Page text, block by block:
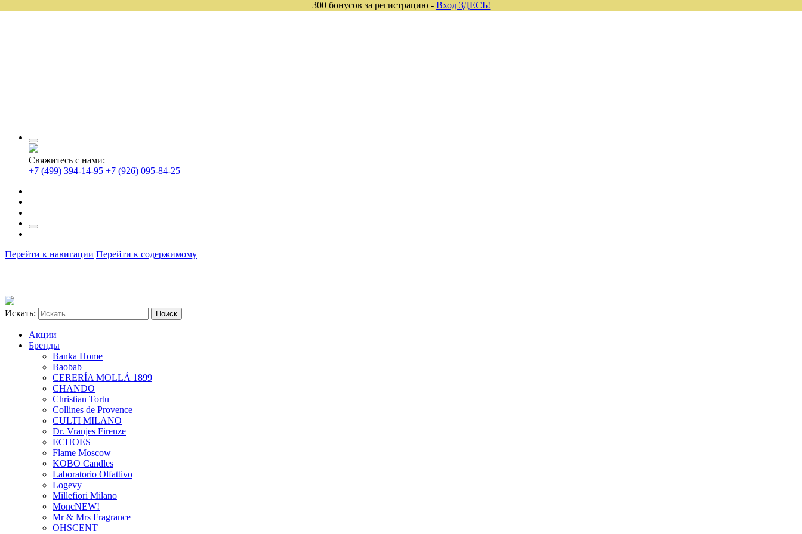
Свяжитесь с нами:
+7 (499) 394-14-95 +7 (926) 095-84-25
Перейти к навигации Перейти к содержимому
Искать:
Акции
Бренды
Banka Home
Baobab
CERERÍA MOLLÁ 1899
CHANDO
Christian Tortu
Collines de Provence
CULTI MILANO
Dr. Vranjes Firenze
ECHOES
Flame Moscow
KOBO Candles
Laboratorio Olfattivo
Logevy
Millefiori Milano
MoncNEW!
Mr & Mrs Fragrance
OHSCENT
300 бонусов за регистрацию - Вход ЗДЕСЬ!